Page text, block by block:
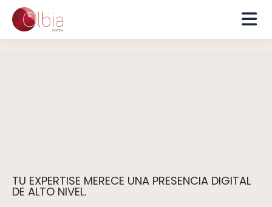
TU EXPERTISE MERECE UNA PRESENCIA DIGITAL
DE ALTO NIVEL.